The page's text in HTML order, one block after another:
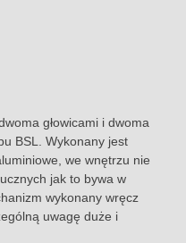
głowicami i dwoma
BSL. Wykonany jest
we wnętrzu nie
jak to bywa w
wykonany wręcz
uwagę duże i